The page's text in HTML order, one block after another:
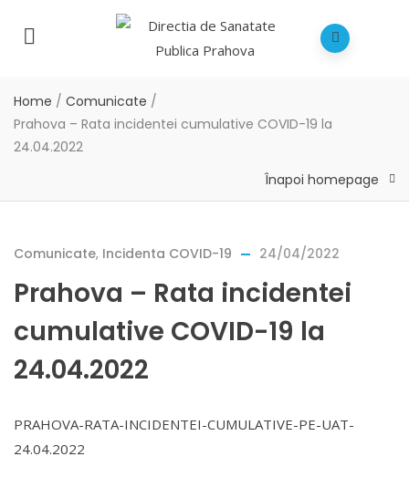
Home / Comunicate /
Prahova – Rata incidentei cumulative COVID-19 la
24.04.2022
Înapoi homepage
Comunicate, Incidenta COVID-19 24/04/2022
Prahova – Rata incidentei
cumulative COVID-19 la
24.04.2022
PRAHOVA-RATA-INCIDENTEI-CUMULATIVE-PE-UAT-
24.04.2022